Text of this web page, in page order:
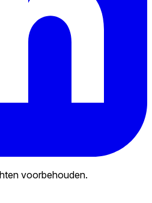
voorbehouden.